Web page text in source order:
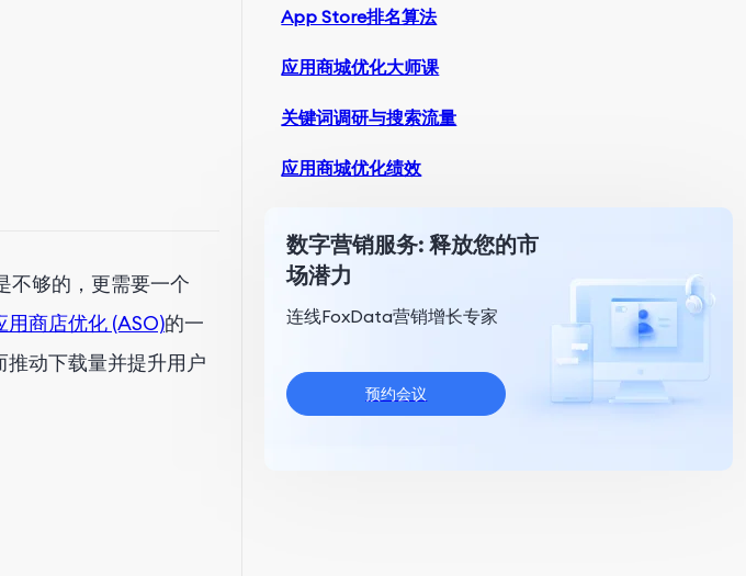
不够的，更需要一个
用商店优化 (ASO)的一
动下载量并提升用户
App Store排名算法
应用商城优化大师课
关键词调研与搜索流量
应用商城优化绩效
数字营销服务: 释放您的市
场潜力
连线FoxData营销增长专家
预约会议